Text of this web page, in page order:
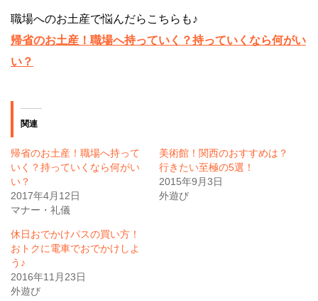
職場へのお土産で悩んだらこちらも♪
帰省のお土産！職場へ持っていく？持っていくなら何がい
い？
関連
帰省のお土産！職場へ持って
いく？持っていくなら何がい
い？
2017年4月12日
マナー・礼儀
美術館！関西のおすすめは？
行きたい至極の5選！
2015年9月3日
外遊び
休日おでかけパスの買い方！
おトクに電車でおでかけしよ
う♪
2016年11月23日
外遊び